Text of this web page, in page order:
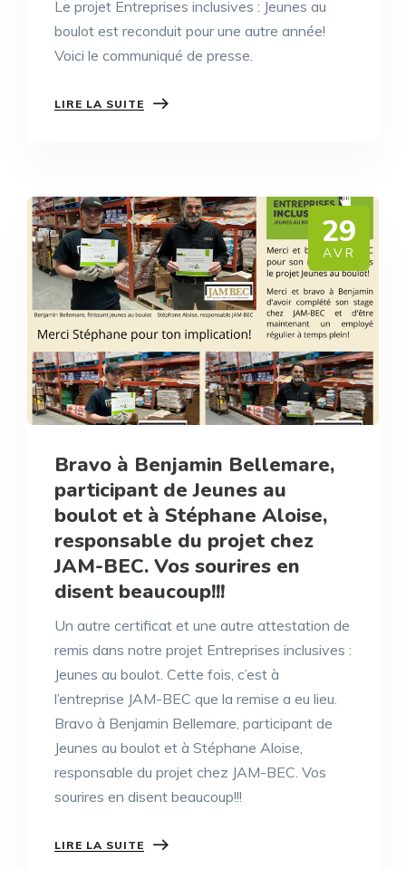
Le projet Entreprises inclusives : Jeunes au
boulot est reconduit pour une autre année!
Voici le communiqué de presse.
LIRE LA SUITE
29
AVR
Bravo à Benjamin Bellemare,
participant de Jeunes au
boulot et à Stéphane Aloise,
responsable du projet chez
JAM-BEC. Vos sourires en
disent beaucoup!!!
Un autre certificat et une autre attestation de
remis dans notre projet Entreprises inclusives :
Jeunes au boulot. Cette fois, c’est à
l’entreprise JAM-BEC que la remise a eu lieu.
Bravo à Benjamin Bellemare, participant de
Jeunes au boulot et à Stéphane Aloise,
responsable du projet chez JAM-BEC. Vos
sourires en disent beaucoup!!!
LIRE LA SUITE